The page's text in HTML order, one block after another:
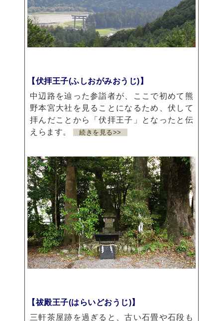
【伏拝王子(ふしおがみおうじ)】
中辺路を辿った参詣者が、ここで初めて熊
野本宮大社を見ることになるため、伏して
拝んだことから「伏拝王子」となったと伝
えらます。
続きを見る>>
【祓殿王子(はらいどおうじ)】
三軒茶屋跡を過ぎると、古い石畳や石段も